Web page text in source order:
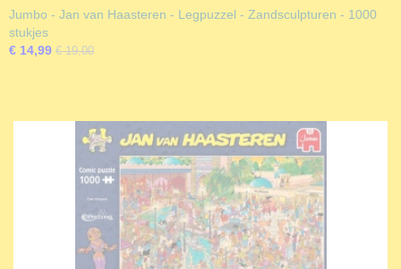
Jumbo - Jan van Haasteren - Legpuzzel - Zandsculpturen - 1000
stukjes
€ 14,99 € 19,00